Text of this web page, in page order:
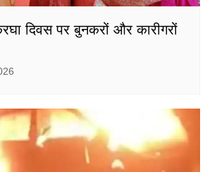
दिवस पर बुनकरों और कारीगरों